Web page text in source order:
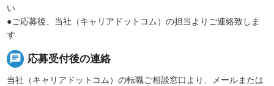
い
●ご応募後、当社（キャリアドットコム）の担当よりご連絡致しま
す
chat 応募受付後の連絡
当社（キャリアドットコム）の転職ご相談窓口より、メールまたは